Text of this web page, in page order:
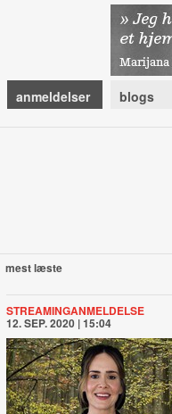
anmeldelser blogs
mest læste
STREAMINGANMELDELSE
12. SEP. 2020 | 15:04